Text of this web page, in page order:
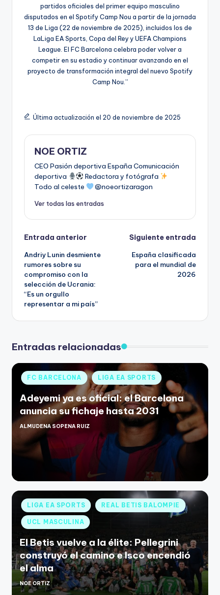
partidos oficiales del primer equipo masculino
disputados en el Spotify Camp Nou a partir de la jornada
13 de Liga (22 de noviembre de 2025), incluidos los de
LaLiga EA Sports, Copa del Rey y UEFA Champions
League. El FC Barcelona celebra poder volver a
competir en su estadio y continuar avanzando en el
proyecto de transformación integral del nuevo Spotify
Camp Nou.”
Última actualización el 20 de noviembre de 2025
NOE ORTIZ
CEO Pasión deportiva España Comunicación
deportiva
Redactora y fotógrafa
Todo al celeste
@noeortizaragon
Ver todas las entradas
Entrada anterior
Andriy Lunin desmiente
rumores sobre su
compromiso con la
selección de Ucrania:
“Es un orgullo
representar a mi país”
Siguiente entrada
España clasificada
para el mundial de
2026
Entradas relacionadas
FC BARCELONA LIGA EA SPORTS
Adeyemi ya es oficial: el Barcelona
anuncia su fichaje hasta 2031
ALMUDENA SOPENA RUIZ
LIGA EA SPORTS REAL BETIS BALOMPIE
UCL MASCULINA
El Betis vuelve a la élite: Pellegrini
construyó el camino e Isco encendió
el alma
NOE ORTIZ